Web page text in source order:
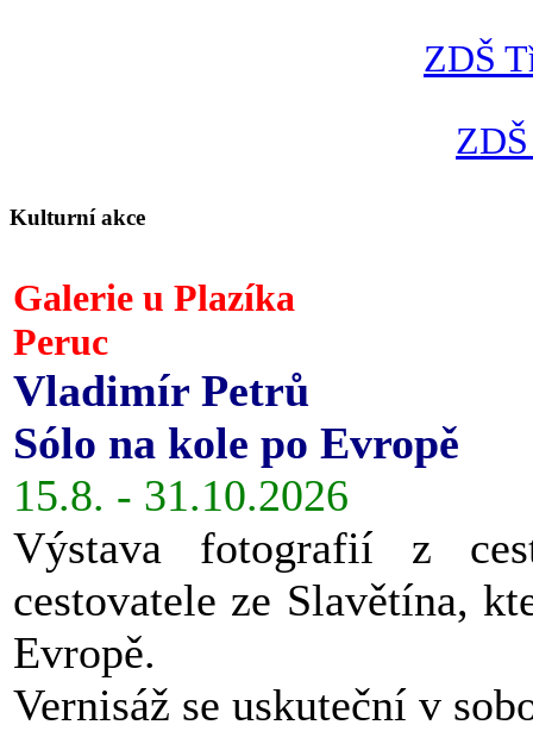
ZDŠ
Kulturní akce
Galerie u Plazíka
Peruc
Vladimír Petrů
Sólo na kole po Evropě
15.8. - 31.10.2026
Výstava fotografií z
cestovatele ze Slavětína,
Evropě.
Vernisáž se uskuteční v